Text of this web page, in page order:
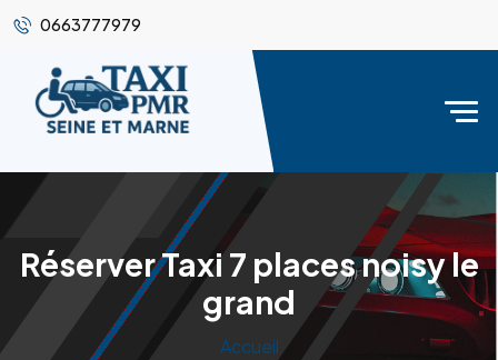
0663777979
Réserver Taxi 7 places noisy le
grand
Accueil